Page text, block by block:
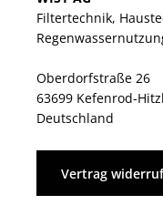
Filtertechnik,
Oberdorfstraße 26
63699 Kefenrod-
Deutschland
Vertrag